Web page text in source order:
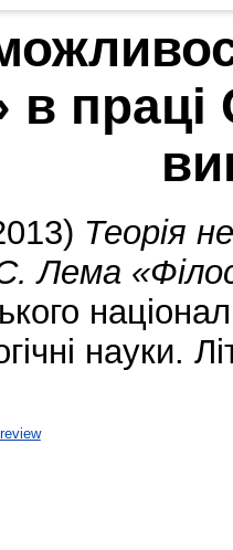
в
Теорія
Лема
науки.